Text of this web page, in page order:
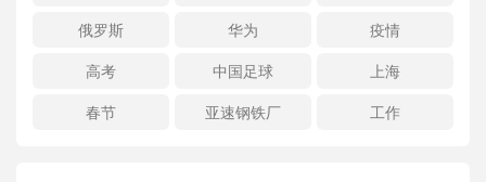
俄罗斯
华为
疫情
高考
中国足球
上海
春节
亚速钢铁厂 工作